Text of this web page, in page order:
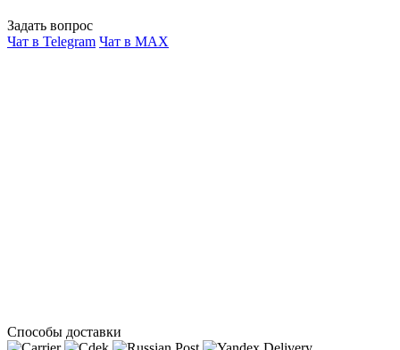
Задать вопрос
Чат в Telegram Чат в MAX
Способы доставки